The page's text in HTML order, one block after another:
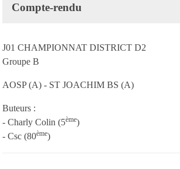
Compte-rendu
J01 CHAMPIONNAT DISTRICT D2
Groupe B
AOSP (A) - ST JOACHIM BS (A)
Buteurs :
- Charly Colin (5ème)
- Csc (80ème)